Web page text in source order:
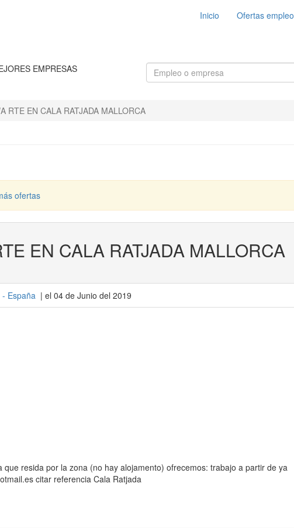
Inicio Ofertas empleo
EMPRESAS
RTE EN CALA RATJADA MALLORCA
ofertas
EN CALA RATJADA MALLORCA
- España | el 04 de Junio del 2019
resida por la zona (no hay alojamento) ofrecemos: trabajo a partir de ya
citar referencia Cala Ratjada